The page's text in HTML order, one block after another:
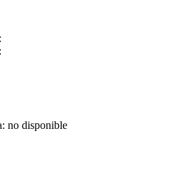
no disponible